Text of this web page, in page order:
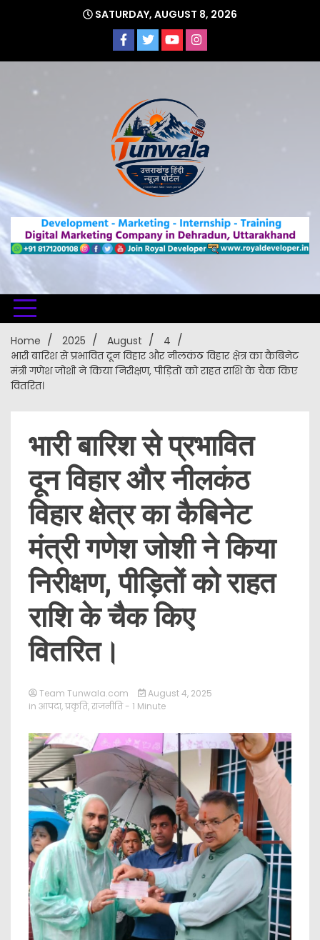
SATURDAY, AUGUST 8, 2026
Uttarakhand Hindi News Portal
Home 2025 August
4
भारी बारिश से प्रभावित दून विहार और नीलकंठ विहार क्षेत्र का कैबिनेट
मंत्री गणेश जोशी ने किया निरीक्षण, पीड़ितों को राहत राशि के चैक किए
वितरित।
भारी बारिश से प्रभावित
दून विहार और नीलकंठ
विहार क्षेत्र का कैबिनेट
मंत्री गणेश जोशी ने किया
निरीक्षण, पीड़ितों को राहत
राशि के चैक किए
वितरित।
Team Tunwala.com
August 4, 2025
in आपदा,प्रकृति,राजनीति - 1 Minute